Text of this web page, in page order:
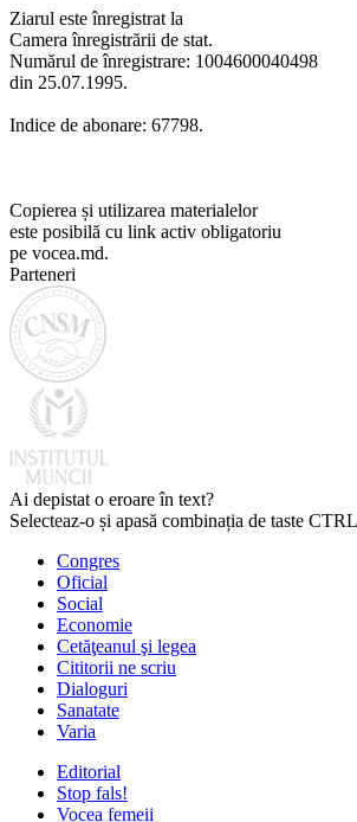
Ziarul este înregistrat la
Camera înregistrării de stat.
Numărul de înregistrare: 1004600040498
din 25.07.1995.
Indice de abonare: 67798.
Copierea și utilizarea materialelor
este posibilă cu link activ obligatoriu
pe vocea.md.
Parteneri
Ai depistat o eroare în text?
Selecteaz-o și apasă combinația de taste
Congres
Oficial
Social
Economie
Cetăţeanul şi legea
Cititorii ne scriu
Dialoguri
Sanatate
Varia
Editorial
Stop fals!
Vocea femeii